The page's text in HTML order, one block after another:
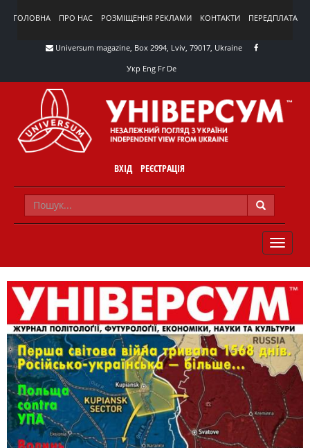
ГОЛОВНА ПРО НАС РОЗМІЩЕННЯ РЕКЛАМИ КОНТАКТИ ПЕРЕДПЛАТА
Universum magazine, Box 2994, Lviv, 79017, Ukraine
Укр Eng Fr De
ВХІД РЕЄСТРАЦІЯ
TOGGLE